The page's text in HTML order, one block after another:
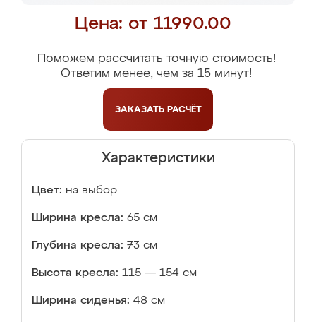
Цена: от 11990.00
Поможем рассчитать точную стоимость!
Ответим менее, чем за 15 минут!
ЗАКАЗАТЬ РАСЧЁТ
Характеристики
Цвет: на выбор
Ширина кресла: 65 см
Глубина кресла: 73 см
Высота кресла: 115 — 154 см
Ширина сиденья: 48 см